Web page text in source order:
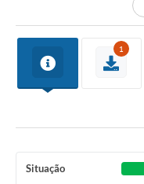
1
Situação